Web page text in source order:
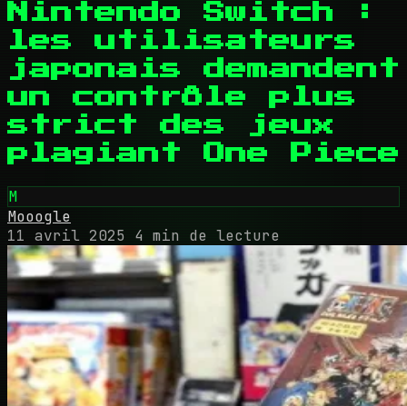
Nintendo Switch :
les utilisateurs
japonais demandent
un contrôle plus
strict des jeux
plagiant One Piece
M
Mooogle
11 avril 2025
4 min de lecture